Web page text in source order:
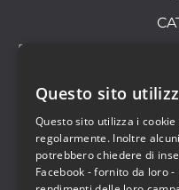
Discoteche
Formazione
Musica, Eventi Live, Club
Sport & Motori
Biglietteria SIAE
Informativa sulla Privacy
Questo sito
Questo sito utilizza i
regolarmente. Inoltre
potrebbero chiedere di
Facebook - fornito da loro